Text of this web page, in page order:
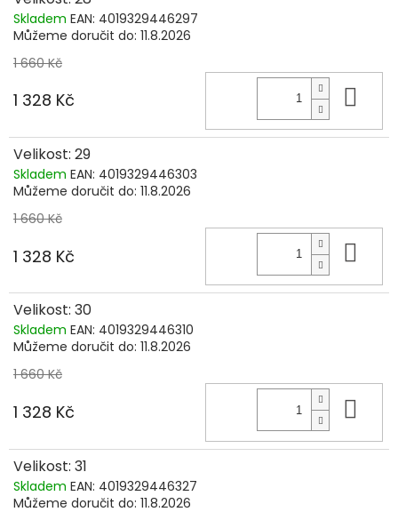
Skladem EAN: 4019329446297
Můžeme doručit do: 11.8.2026
1 660 Kč
1 328 Kč
Velikost: 29
Skladem EAN: 4019329446303
Můžeme doručit do: 11.8.2026
1 660 Kč
1 328 Kč
Velikost: 30
Skladem EAN: 4019329446310
Můžeme doručit do: 11.8.2026
1 660 Kč
1 328 Kč
Velikost: 31
Skladem EAN: 4019329446327
Můžeme doručit do: 11.8.2026